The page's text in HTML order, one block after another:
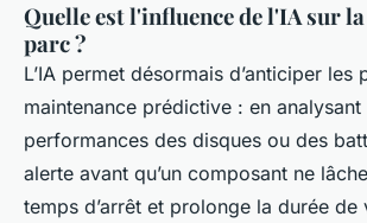
Quelle est l'influence de l'IA sur
parc ?
L’IA permet désormais d’anticiper les
maintenance prédictive : en analysant
performances des disques ou des
alerte avant qu’un composant ne
temps d’arrêt et prolonge la durée de